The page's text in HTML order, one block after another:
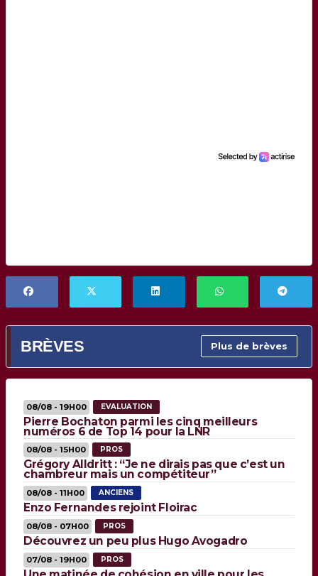
BRÈVES Plus de brèves
08/08 - 19H00 EVALUATION
Pierre Bochaton parmi les cinq meilleurs
numéros 6 de Top 14 pour la LNR
08/08 - 15H00 PROS
Grégory Alldritt : “Je ne dirais pas que c’est un
chambreur mais un compétiteur”
08/08 - 11H00 ANCIENS
Enzo Fernandes rejoint Floirac
08/08 - 07H00 PROS
Découvrez un peu plus Hugo Avogadro
07/08 - 19H00 PROS